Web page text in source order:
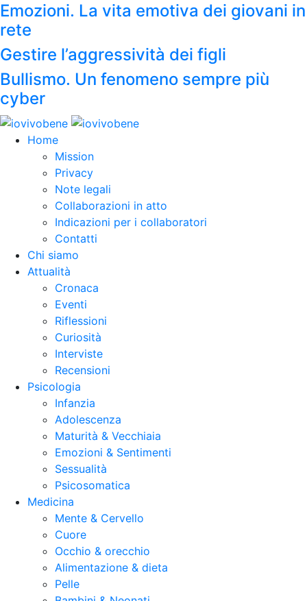
Emozioni. La vita emotiva dei giovani in
rete
Gestire l’aggressività dei figli
Bullismo. Un fenomeno sempre più
cyber
Home
Mission
Privacy
Note legali
Collaborazioni in atto
Indicazioni per i collaboratori
Contatti
Chi siamo
Attualità
Cronaca
Eventi
Riflessioni
Curiosità
Interviste
Recensioni
Psicologia
Infanzia
Adolescenza
Maturità & Vecchiaia
Emozioni & Sentimenti
Sessualità
Psicosomatica
Medicina
Mente & Cervello
Cuore
Occhio & orecchio
Alimentazione & dieta
Pelle